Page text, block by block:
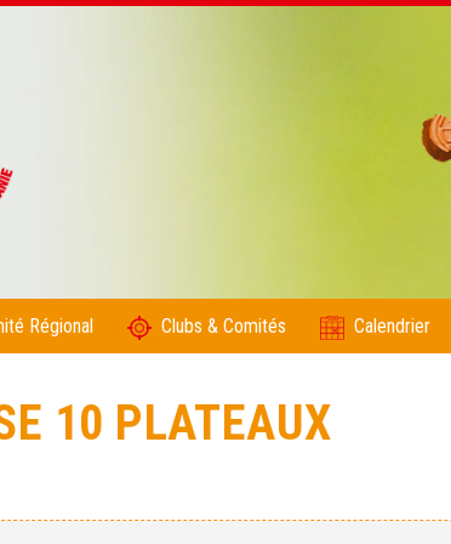
Régional Clubs & Comités Calendrier
10 PLATEAUX